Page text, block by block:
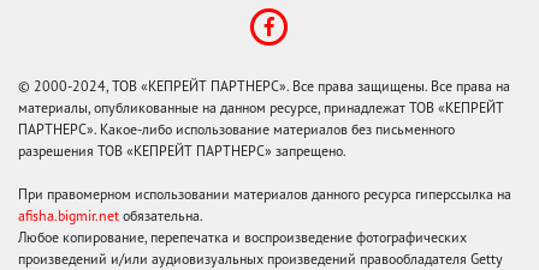
© 2000-2024, ТОВ «КЕПРЕЙТ ПАРТНЕРС». Все права защищены. Все права на
материалы, опубликованные на данном ресурсе, принадлежат ТОВ «КЕПРЕЙТ
ПАРТНЕРС». Какое-либо использование материалов без письменного
разрешения ТОВ «КЕПРЕЙТ ПАРТНЕРС» запрещено.
При правомерном использовании материалов данного ресурса гиперссылка на
afisha.bigmir.net обязательна.
Любое копирование, перепечатка и воспроизведение фотографических
произведений и/или аудиовизуальных произведений правообладателя Getty